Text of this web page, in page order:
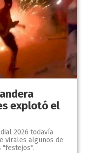
explotó el
2026 todavía
virales algunos de
"festejos".